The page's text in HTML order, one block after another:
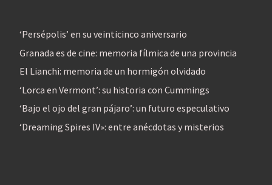
‘Persépolis’ en su veinticinco aniversario
Granada es de cine: memoria fílmica de una provincia
El Lianchi: memoria de un hormigón olvidado
‘Lorca en Vermont’: su historia con Cummings
‘Bajo el ojo del gran pájaro’: un futuro especulativo
‘Dreaming Spires IV»: entre anécdotas y misterios